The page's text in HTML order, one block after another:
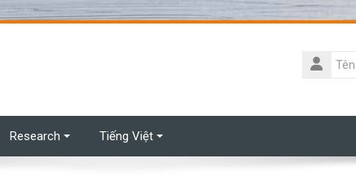
Tên
tài
Research Tiếng Việt